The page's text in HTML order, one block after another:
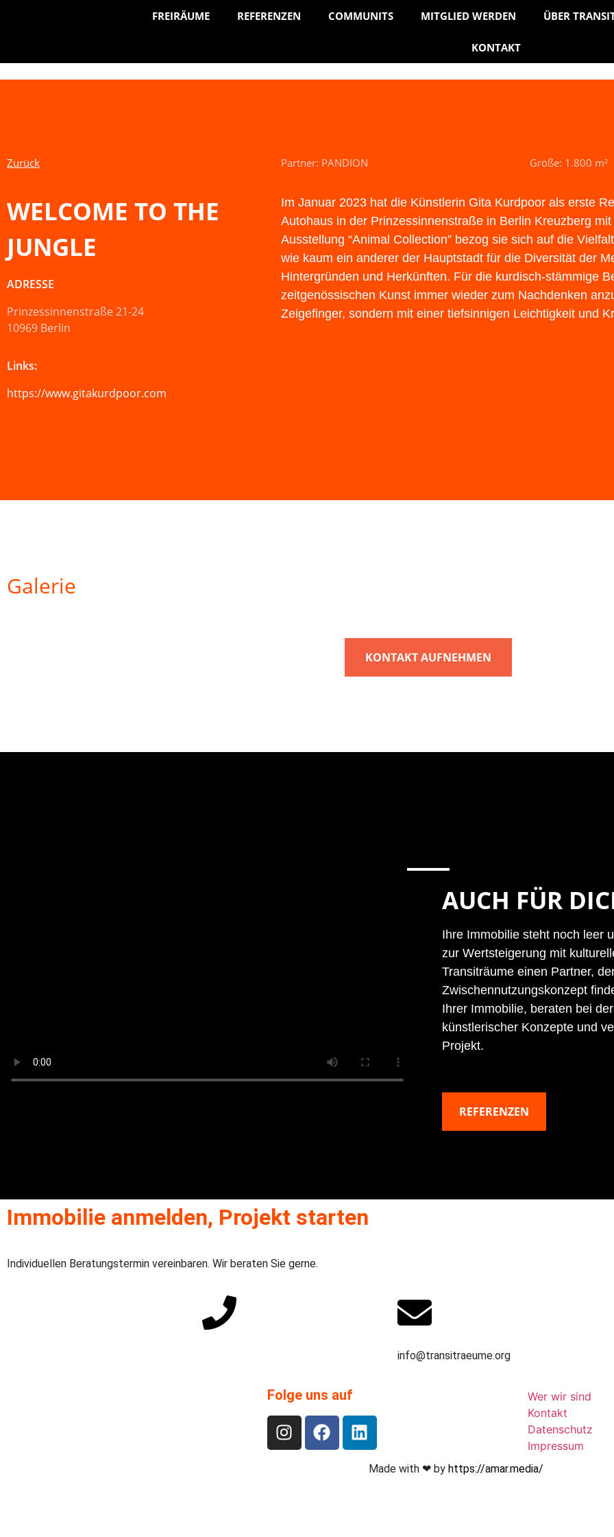
FREIRÄUME REFERENZEN COMMUNITS MITGLIED WERDEN ÜBER
KONTAKT
Zurück Partner: PANDION Größe: 1.800 m²
WELCOME TO THE
JUNGLE
ADRESSE
Prinzessinnenstraße 21-24
10969 Berlin
Links:
https://www.gitakurdpoor.com
Im Januar 2023 hat die Künstlerin Gita Kurdpoor als erste
Autohaus in der Prinzessinnenstraße in Berlin Kreuzberg
Ausstellung “Animal Collection” bezog sie sich auf die
wie kaum ein anderer der Hauptstadt für die Diversität der
Hintergründen und Herkünften. Für die kurdisch-stämmige
zeitgenössischen Kunst immer wieder zum Nachdenken
Zeigefinger, sondern mit einer tiefsinnigen Leichtigkeit und
Galerie
KONTAKT AUFNEHMEN
AUCH FÜR
Ihre Immobilie steht noch leer
zur Wertsteigerung mit
Transiträume einen Partner,
Zwischennutzungskonzept
Ihrer Immobilie, beraten bei
künstlerischer Konzepte und
Projekt.
REFERENZEN
Immobilie anmelden, Projekt starten
Individuellen Beratungstermin vereinbaren. Wir beraten Sie gerne.
info@transitraeume.org
Folge uns auf
Wer wir sind
Kontakt
Datenschutz
Impressum
Made with ❤︎ by https://amar.media/